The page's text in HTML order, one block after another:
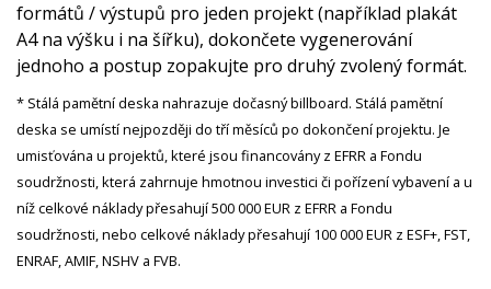
formátů / výstupů pro jeden projekt (například plakát
A4 na výšku i na šířku), dokončete vygenerování
jednoho a postup zopakujte pro druhý zvolený formát.
* Stálá pamětní deska nahrazuje dočasný billboard. Stálá pamětní
deska se umístí nejpozději do tří měsíců po dokončení projektu. Je
umisťována u projektů, které jsou financovány z EFRR a Fondu
soudržnosti, která zahrnuje hmotnou investici či pořízení vybavení a u
níž celkové náklady přesahují 500 000 EUR z EFRR a Fondu
soudržnosti, nebo celkové náklady přesahují 100 000 EUR z ESF+, FST,
ENRAF, AMIF, NSHV a FVB.